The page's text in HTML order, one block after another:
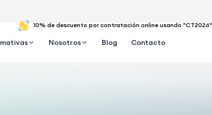
10% de descuento por contratación online usando "CT2026"
Nosotros Blog Contacto